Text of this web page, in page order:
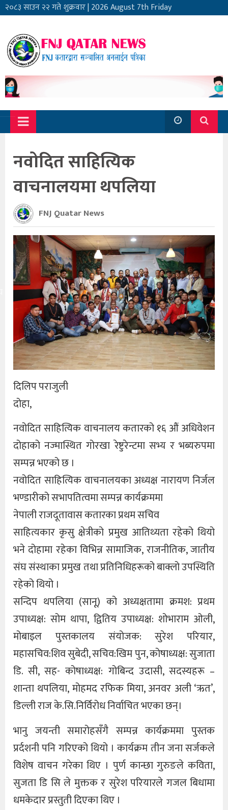
२०८३ साउन २२ गते शुक्रवार|2026 August 7th Friday
नवोदित साहित्यिक
वाचनालयमा थपलिया
FNJ Quatar News
दिलिप पराजुली
दोहा,
नवोदित साहित्यिक वाचनालय कतारको १६ औं अधिवेशन
दोहाको नज्मास्थित गोरखा रेष्टुरेन्टमा सभ्य र भब्यरुपमा
सम्पन्न भएको छ ।
नवोदित साहित्यिक वाचनालयका अध्यक्ष नारायण निर्जल
भण्डारीको सभापतित्वमा सम्पन्न कार्यक्रममा
नेपाली राजदूतावास कतारका प्रथम सचिव
साहित्यकार कृसु क्षेत्रीको प्रमुख आतिथ्यता रहेको थियो
भने दोहामा रहेका विभिन्न सामाजिक, राजनीतिक, जातीय
संघ संस्थाका प्रमुख तथा प्रतिनिधिहरूको बाक्लो उपस्थिति
रहेको थियो ।
सन्दिप थपलिया (सानू) को अध्यक्षतामा क्रमश: प्रथम
उपाध्यक्ष: सोम थापा, द्वितिय उपाध्यक्ष: शोभाराम ओली,
मोबाइल पुस्तकालय संयोजक: सुरेश परियार,
महासचिव:शिव सुबेदी, सचिव:खिम पुन, कोषाध्यक्ष: सुजाता
डि. सी, सह- कोषाध्यक्ष: गोबिन्द उदासी, सदस्यहरू –
शान्ता थपलिया, मोहमद रफिक मिया, अनवर अली ‘ऋत’,
डिल्ली राज के.सि.निर्विरोध निर्वाचित भएका छन्।
भानु जयन्ती समारोहसँगै सम्पन्न कार्यक्रममा पुस्तक
प्रर्दशनी पनि गरिएको थियो । कार्यक्रम तीन जना सर्जकले
विशेष वाचन गरेका थिए । पुर्ण कान्छा गुरुङले कविता,
सुजता डि सि ले मुक्तक र सुरेश परियारले गजल बिधामा
धमकेदार प्रस्तुती दिएका थिए ।